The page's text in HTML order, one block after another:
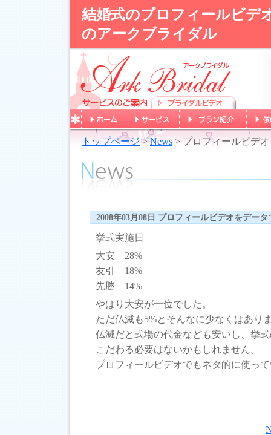
結婚式のプロフィールビデ
のアークブライダル
トップページ>News > プロフィールビデ
2008年03月08日 プロフィールビデオをデータ
挙式実施日
大安 28%
友引 18%
先勝 14%
やはり大安が一位でした。
ただ仏滅も5%とそんなに少なくはあり
仏滅だと式場の代金なども安いし、挙
こだわる必要はないかもしれません。
プロフィールビデオでもネタ的に使っ